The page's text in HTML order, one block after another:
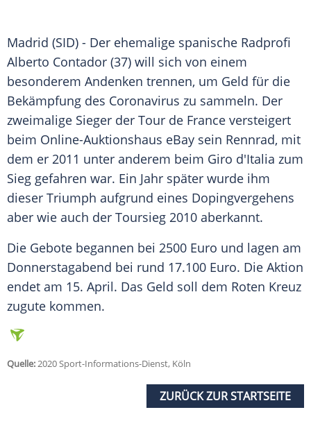
Madrid (SID) - Der ehemalige spanische Radprofi
Alberto Contador (37) will sich von einem
besonderem Andenken trennen, um Geld für die
Bekämpfung des Coronavirus zu sammeln. Der
zweimalige Sieger der Tour de France versteigert
beim Online-Auktionshaus eBay sein Rennrad, mit
dem er 2011 unter anderem beim Giro d'Italia zum
Sieg gefahren war. Ein Jahr später wurde ihm
dieser Triumph aufgrund eines Dopingvergehens
aber wie auch der Toursieg 2010 aberkannt.
Die Gebote begannen bei 2500 Euro und lagen am
Donnerstagabend bei rund 17.100 Euro. Die Aktion
endet am 15. April. Das Geld soll dem Roten Kreuz
zugute kommen.
Quelle:2020 Sport-Informations-Dienst, Köln
ZURÜCK ZUR STARTSEITE